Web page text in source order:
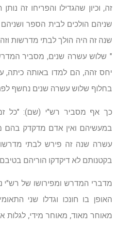
זה, וכיון שהגדילו והפריחו זה
שניהם הולכים לבית הספר
שנה זה היה הולך לבתי מדרשות
" שלוש עשרה שנים, מסביר
יחס זהה, הם למדו באותה כיתה,
בחלוף שלוש עשרה שנים נחשף
כך אף מסביר רש"י (שם): "כל
במעשיהם ואין אדם מדקדק בהם
עשרה שנה זה פירש לבתי
בקטנותם לא דיקדקו הוריהם
מדברי המדרש ומפירושו של רש"י
האופן בו חונכו וגדלו שני
מאוחר מאוד, מאוחר מידי, לגלות